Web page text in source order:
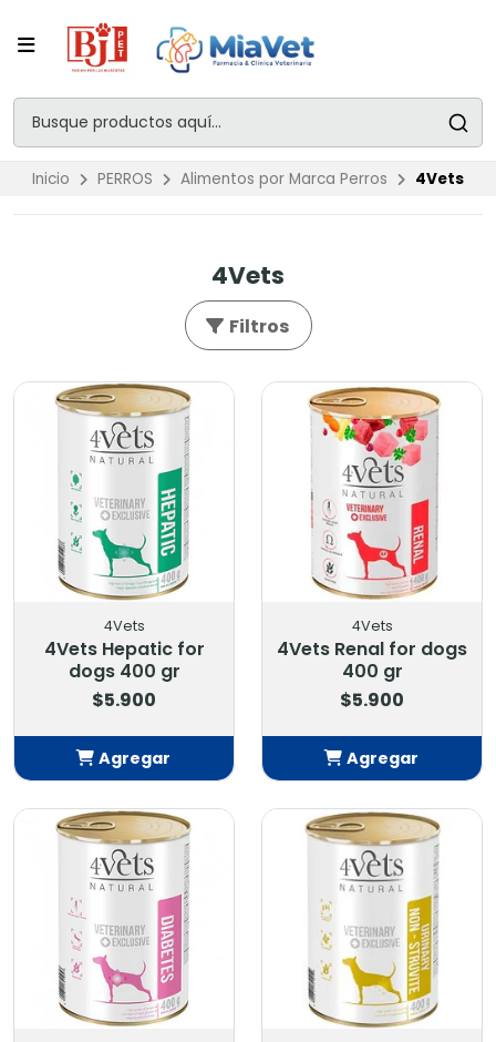
Inicio PERROS Alimentos por Marca Perros 4Vets
4Vets
Filtros
4Vets
4Vets Hepatic for
dogs 400 gr
$5.900
Agregar
Añadido
4Vets
4Vets Renal for dogs
400 gr
$5.900
Agregar
Añadido